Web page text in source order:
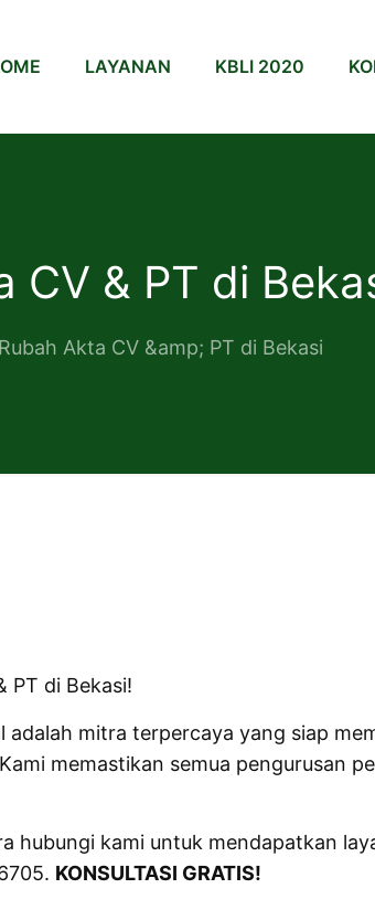
LAYANAN KBLI 2020
CV & PT di
Akta CV &amp; PT di Bekasi
PT di Bekasi!
mitra terpercaya yang siap
memastikan semua pengurusan
hubungi kami untuk mendapatkan
KONSULTASI GRATIS!